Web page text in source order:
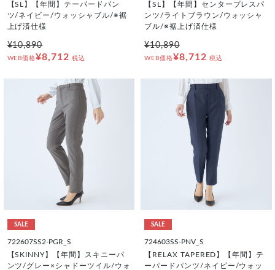
【SL】【年間】テーパードパン
ツ/ネイビー/ウォッシャブル/※裾
上げ済仕様
¥10,890
WEB価格¥8,712 税込
【SL】【年間】センタープレスパ
ンツ/ライトブラウン/ウォッシャ
ブル/※裾上げ済仕様
¥10,890
WEB価格¥8,712 税込
SALE
722607SS2-PGR_S
【SKINNY】【年間】スキニーパ
ンツ/グレー×シャドーツイル/ウォ
SALE
724603SS-PNV_S
【RELAX TAPERED】【年間】テ
ーパードパンツ/ネイビー/ウォッ